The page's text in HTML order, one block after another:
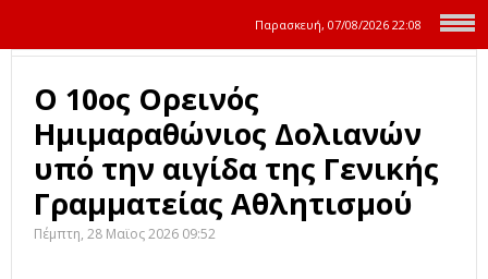
Παρασκευή, 07/08/2026 22:08
O 10ος Ορεινός
Ημιμαραθώνιος Δολιανών
υπό την αιγίδα της Γενικής
Γραμματείας Αθλητισμού
Πέμπτη, 28 Μαϊος 2026 09:52